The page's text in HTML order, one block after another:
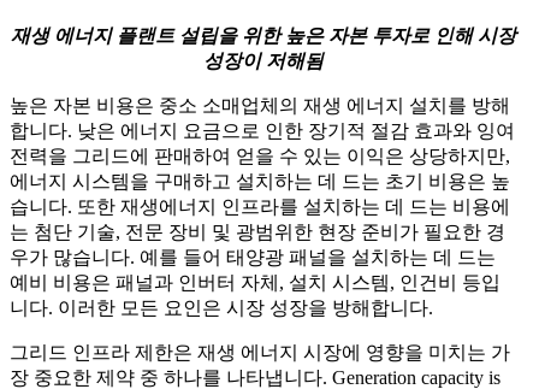
재생 에너지 플랜트 설립을 위한 높은 자본 투자로 인해 시장
성장이 저해됨
높은 자본 비용은 중소 소매업체의 재생 에너지 설치를 방해
합니다. 낮은 에너지 요금으로 인한 장기적 절감 효과와 잉여
전력을 그리드에 판매하여 얻을 수 있는 이익은 상당하지만,
에너지 시스템을 구매하고 설치하는 데 드는 초기 비용은 높
습니다. 또한 재생에너지 인프라를 설치하는 데 드는 비용에
는 첨단 기술, 전문 장비 및 광범위한 현장 준비가 필요한 경
우가 많습니다. 예를 들어 태양광 패널을 설치하는 데 드는
예비 비용은 패널과 인버터 자체, 설치 시스템, 인건비 등입
니다. 이러한 모든 요인은 시장 성장을 방해합니다.
그리드 인프라 제한은 재생 에너지 시장에 영향을 미치는 가
장 중요한 제약 중 하나를 나타냅니다. Generation capacity is